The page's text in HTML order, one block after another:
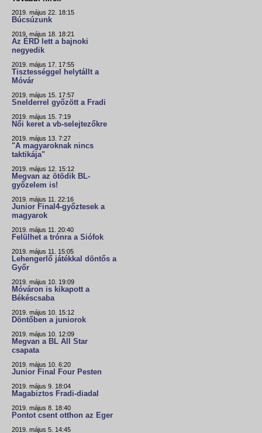
2019. május 22. 18:15
Búcsúzunk
2019. május 18. 18:21
Az ÉRD lett a bajnoki
negyedik
2019. május 17. 17:55
Tisztességgel helytállt a
Móvár
2019. május 15. 17:57
Snelderrel győzött a Fradi
2019. május 15. 7:19
Női keret a vb-selejtezőkre
2019. május 13. 7:27
"A magyaroknak nincs
taktikája"
2019. május 12. 15:12
Megvan az ötödik BL-
győzelem is!
2019. május 11. 22:16
Junior Final4-győztesek a
magyarok
2019. május 11. 20:40
Felülhet a trónra a Siófok
2019. május 11. 15:05
Lehengerlő játékkal döntős a
Győr
2019. május 10. 19:09
Móváron is kikapott a
Békéscsaba
2019. május 10. 15:12
Döntőben a juniorok
2019. május 10. 12:09
Megvan a BL All Star
csapata
2019. május 10. 6:20
Junior Final Four Pesten
2019. május 9. 18:04
Magabiztos Fradi-diadal
2019. május 8. 18:40
Pontot csent otthon az Eger
2019. május 5. 14:45